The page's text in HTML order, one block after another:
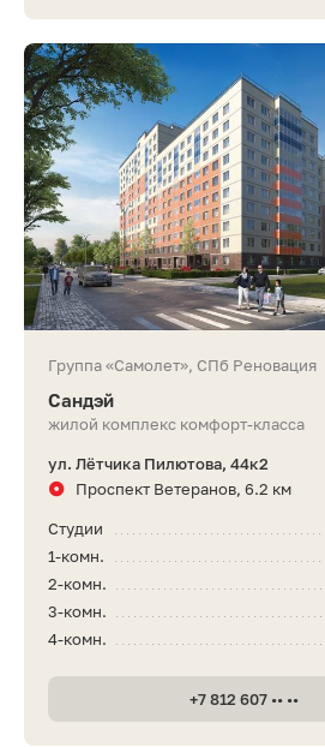
Группа «Самолет», СПб Реновация
Сандэй
жилой комплекс комфорт-класса
ул. Лётчика Пилютова, 44к2
Проспект Ветеранов, 6.2 км
Студии
1-комн.
2-комн.
3-комн.
4-комн.
+7 812 607 •• ••